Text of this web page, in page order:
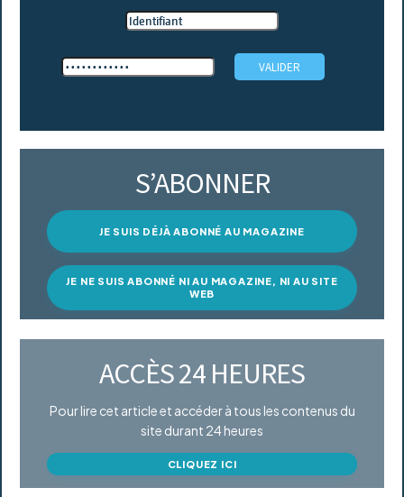
S’ABONNER
JE SUIS DÉJÀ ABONNÉ AU MAGAZINE
JE NE SUIS ABONNÉ NI AU MAGAZINE, NI AU SITE
WEB
ACCÈS 24 HEURES
Pour lire cet article et accéder à tous les contenus du
site durant 24 heures
CLIQUEZ ICI